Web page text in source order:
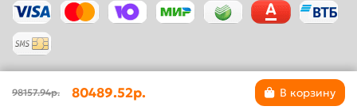
98157.94р. 80489.52р. В корзину